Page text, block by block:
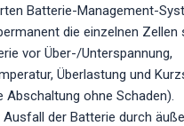
Batterie-Management-
die einzelnen Zellen
vor Über-/Unterspannung,
Überlastung und
ohne Schaden).
Ausfall der Batterie durch